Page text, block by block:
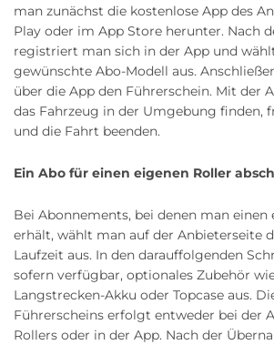
man zunächst die kostenlose App des
Play oder im App Store herunter. Nach
registriert man sich in der App und
gewünschte Abo-Modell aus.
über die App den Führerschein. Mit der
das Fahrzeug in der Umgebung finden,
und die Fahrt beenden.
Ein Abo für einen eigenen Roller
Bei Abonnements, bei denen man einen
erhält, wählt man auf der Anbieterseite
Laufzeit aus. In den darauffolgenden
sofern verfügbar, optionales Zubehör
Langstrecken-Akku oder Topcase aus.
Führerscheins erfolgt entweder bei der
Rollers oder in der App. Nach der